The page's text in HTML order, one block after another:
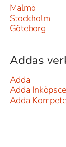
Malmö
Stockholm
Göteborg
Addas
Adda
Adda
Adda